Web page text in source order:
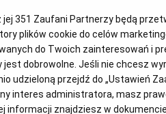
wiek
trwania
i
UA
jej 351 Zaufani Partnerzy będą
plików cookie do celów
do Twoich zainteresowań i
jest dobrowolne. Jeśli nie chcesz
udzieloną przejdź do „Ustawień
interes administratora, masz
informacji znajdziesz w dokumencie